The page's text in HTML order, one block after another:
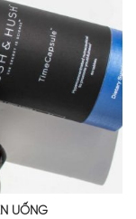
UỐNG